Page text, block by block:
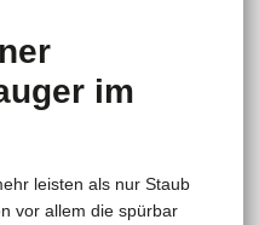
im
leisten als nur Staub
vor allem die spürbar